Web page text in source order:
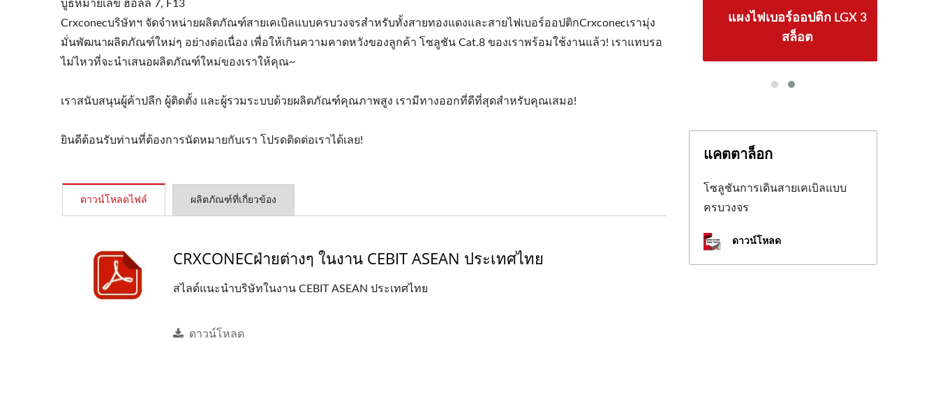
บูธหมายเลข ฮอลล์ 7, F13
Crxconecบริษัทฯ จัดจำหน่ายผลิตภัณฑ์สายเคเบิลแบบครบวงจรสำหรับทั้งสายทองแดงและสายไฟเบอร์ออปติกCrxconecเรามุ่ง
มั่นพัฒนาผลิตภัณฑ์ใหม่ๆ อย่างต่อเนื่อง เพื่อให้เกินความคาดหวังของลูกค้า โซลูชัน Cat.8 ของเราพร้อมใช้งานแล้ว! เราแทบรอ
ไม่ไหวที่จะนำเสนอผลิตภัณฑ์ใหม่ของเราให้คุณ~
เราสนับสนุนผู้ค้าปลีก ผู้ติดตั้ง และผู้รวมระบบด้วยผลิตภัณฑ์คุณภาพสูง เรามีทางออกที่ดีที่สุดสำหรับคุณเสมอ!
ยินดีต้อนรับท่านที่ต้องการนัดหมายกับเรา โปรดติดต่อเราได้เลย!
ดาวน์โหลดไฟล์ ผลิตภัณฑ์ที่เกี่ยวข้อง
CRXCONECฝ่ายต่างๆ ในงาน CEBIT ASEAN ประเทศไทย
สไลด์แนะนำบริษัทในงาน CEBIT ASEAN ประเทศไทย
ดาวน์โหลด
4PPoEหัวเต้ารับตัวเมีย
แผงไฟเบอร์ออปติก LGX 3
สล็อต
4PPoEหัวเต้ารับตัวเมีย
แผงไฟเบอร์ออปติก LGX 3
สล็อต
แคตตาล็อก
โซลูชันการเดินสายเคเบิลแบบ
ครบวงจร
ดาวน์โหลด